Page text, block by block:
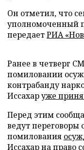
Он отметил, что
уполномоченный
передаетРИА
Ранее в четверг
помиловании
контрабанду
Иссахаруже
Перед этим
ведут переговоры
помилования
Иссахарна право